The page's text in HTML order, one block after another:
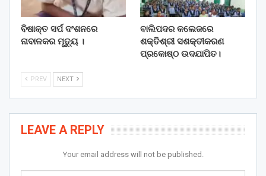
ବିଷାକ୍ତ ସର୍ପ ଦଂଶନରେ
ନାବାଳକର ମୃତ୍ୟୁ ।
ବାଲିପଦର କଲେଜରେ
ଶକ୍ତିଶ୍ରୀ ସଶକ୍ତୀକରଣ
ପ୍ରକୋଷ୍ଠ ଉଦଯାପିତ।
PREV NEXT
LEAVE A REPLY
Your email address will not be published.